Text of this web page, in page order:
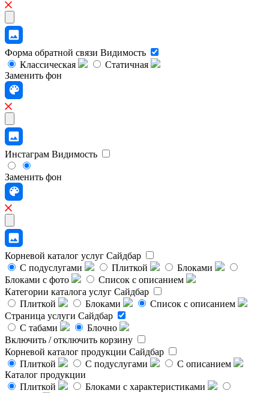
Форма обратной связи Видимость
Классическая
Статичная
Заменить фон
Инстаграм Видимость
Заменить фон
Корневой каталог услуг Сайдбар
С подуслугами
Плиткой
Блоками
Блоками с фото
Список с описанием
Категории каталога услуг Сайдбар
Плиткой
Блоками
Список с описанием
Страница услуги Сайдбар
С табами
Блочно
Включить / отключить корзину
Корневой каталог продукции Сайдбар
Плиткой
С подуслугами
С описанием
Каталог продукции
Плиткой
Блоками с характеристиками